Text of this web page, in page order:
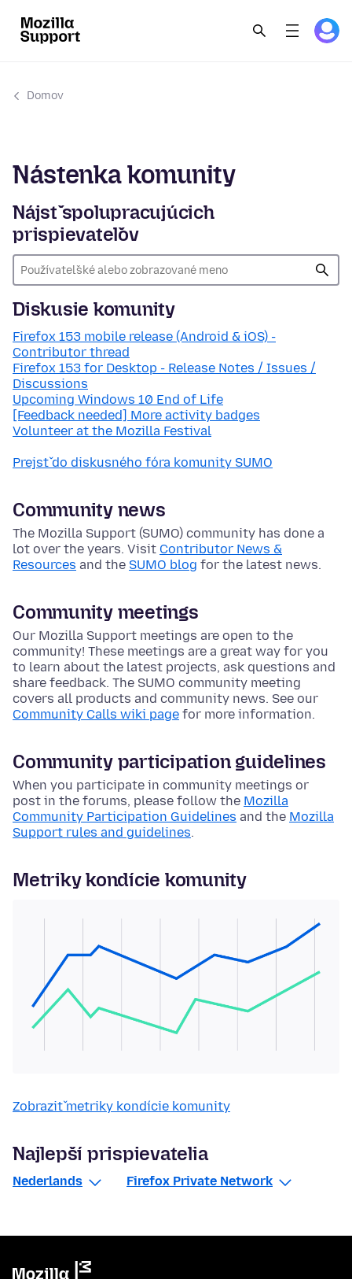
Domov
Nástenka komunity
Nájsť spolupracujúcich
prispievateľov
Diskusie komunity
Firefox 153 mobile release (Android & iOS) -
Contributor thread
Firefox 153 for Desktop - Release Notes / Issues /
Discussions
Upcoming Windows 10 End of Life
[Feedback needed] More activity badges
Volunteer at the Mozilla Festival
Prejsť do diskusného fóra komunity SUMO
Community news
The Mozilla Support (SUMO) community has done a
lot over the years. Visit Contributor News &
Resources and the SUMO blog for the latest news.
Community meetings
Our Mozilla Support meetings are open to the
community! These meetings are a great way for you
to learn about the latest projects, ask questions and
share feedback. The SUMO community meeting
covers all products and community news. See our
Community Calls wiki page for more information.
Community participation guidelines
When you participate in community meetings or
post in the forums, please follow the Mozilla
Community Participation Guidelines and the Mozilla
Support rules and guidelines.
Metriky kondície komunity
Zobraziť metriky kondície komunity
Najlepší prispievatelia
Nederlands Firefox Private Network